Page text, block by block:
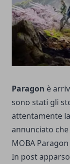
Paragon è
sono stati gli
attentamente
annunciato che
MOBA
In post